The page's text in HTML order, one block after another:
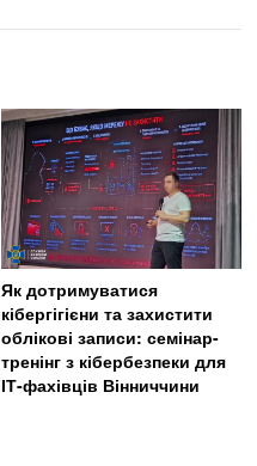
Як дотримуватися
кібергігієни та захистити
облікові записи: семінар-
тренінг з кібербезпеки для
ІТ-фахівців Вінниччини